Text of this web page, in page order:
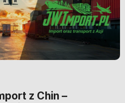
z Chin –